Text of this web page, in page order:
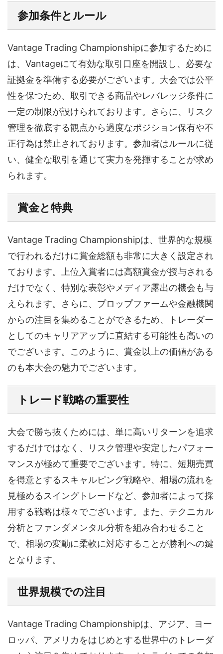
参加条件とルール
Vantage Trading Championshipに参加するために
は、Vantageにて有効な取引口座を開設し、必要な
証拠金を準備する必要がございます。大会では公平
性を保つため、取引できる商品やレバレッジ条件に
一定の制限が設けられております。さらに、リスク
管理を徹底する観点から過度なポジション保有や不
正行為は禁止されております。参加者はルールに従
い、健全な取引を通じて実力を発揮することが求め
られます。
賞金と特典
Vantage Trading Championshipは、世界的な規模
で行われるだけに賞金総額も非常に大きく設定され
ております。上位入賞者には高額賞金が授与される
だけでなく、特別な表彰やメディア露出の機会も与
えられます。さらに、プロップファームや金融機関
からの注目を集めることができるため、トレーダー
としてのキャリアアップに直結する可能性も高いの
でございます。このように、賞金以上の価値がある
のも本大会の魅力でございます。
トレード戦略の重要性
大会で勝ち抜くためには、単に高いリターンを追求
するだけではなく、リスク管理や安定したパフォー
マンスが極めて重要でございます。特に、短期売買
を得意とするスキャルピング戦略や、相場の流れを
見極めるスイングトレードなど、参加者によって採
用する戦略は様々でございます。また、テクニカル
分析とファンダメンタル分析を組み合わせること
で、相場の変動に柔軟に対応することが勝利への鍵
となります。
世界規模での注目
Vantage Trading Championshipは、アジア、ヨー
ロッパ、アメリカをはじめとする世界中のトレーダ